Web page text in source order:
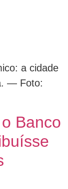
a cidade
— Foto:
Banco